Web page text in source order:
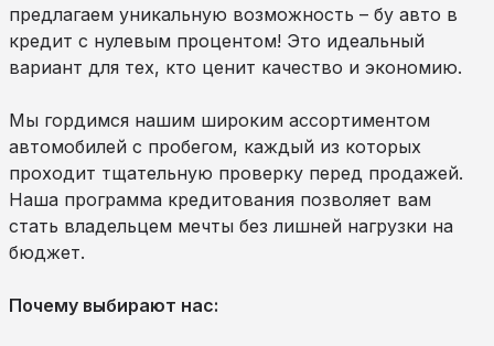
предлагаем уникальную возможность – бу авто в
кредит с нулевым процентом! Это идеальный
вариант для тех, кто ценит качество и экономию.
Мы гордимся нашим широким ассортиментом
автомобилей с пробегом, каждый из которых
проходит тщательную проверку перед продажей.
Наша программа кредитования позволяет вам
стать владельцем мечты без лишней нагрузки на
бюджет.
Почему выбирают нас: